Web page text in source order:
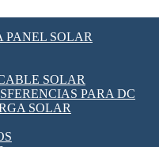
PANEL SOLAR
SOLAR
PARA DC
SOLAR